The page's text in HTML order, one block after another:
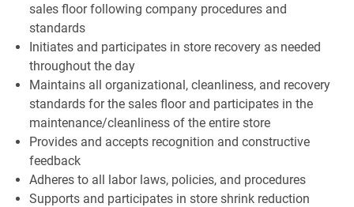
sales floor following company procedures and
standards
Initiates and participates in store recovery as needed
throughout the day
Maintains all organizational, cleanliness, and recovery
standards for the sales floor and participates in the
maintenance/cleanliness of the entire store
Provides and accepts recognition and constructive
feedback
Adheres to all labor laws, policies, and procedures
Supports and participates in store shrink reduction